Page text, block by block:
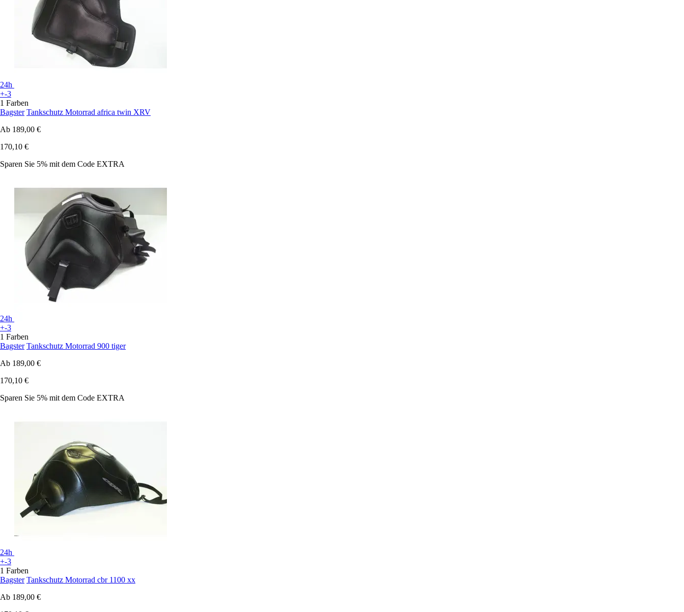
24h
+-3
1 Farben
Bagster Tankschutz Motorrad africa twin XRV
Ab 189,00 €
170,10 €
Sparen Sie 5% mit dem Code EXTRA
24h
+-3
1 Farben
Bagster Tankschutz Motorrad 900 tiger
Ab 189,00 €
170,10 €
Sparen Sie 5% mit dem Code EXTRA
24h
+-3
1 Farben
Bagster Tankschutz Motorrad cbr 1100 xx
Ab 189,00 €